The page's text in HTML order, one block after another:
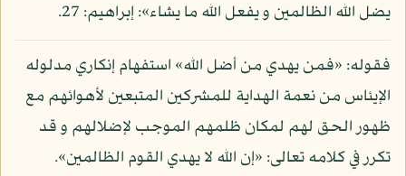
يضل الله الظالمين و يفعل الله ما يشاء»: إبراهيم: 27.
فقوله: «فمن يهدي من أضل الله» استفهام إنكاري مدلوله
الإيئاس من نعمة الهداية للمشركين المتبعين لأهوائهم مع
ظهور الحق لهم لمكان ظلمهم الموجب لإضلالهم و قد
تكرر في كلامه تعالى: «إن الله لا يهدي القوم الظالمين».